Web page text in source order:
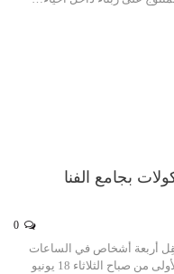
بجامع الفنا
أربعة أشخاص في الساعات
الأولى من صباح الثلاثاء 18 يونيو